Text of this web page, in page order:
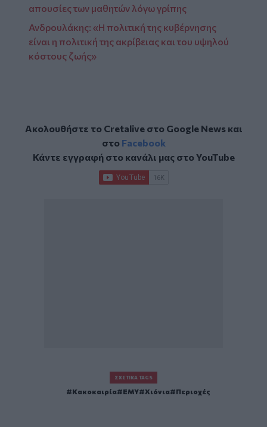
απουσίες των μαθητών λόγω γρίπης
Ανδρουλάκης: «Η πολιτική της κυβέρνησης
είναι η πολιτική της ακρίβειας και του υψηλού
κόστους ζωής»
Ακολουθήστε το Cretalive στο Google Newsκαι
στο Facebook
Κάντε εγγραφή στο κανάλι μας στοYouTube
ΣΧΕΤΙΚΆ TAGS
Κακοκαιρία ΕΜΥ Χιόνια Περιοχές